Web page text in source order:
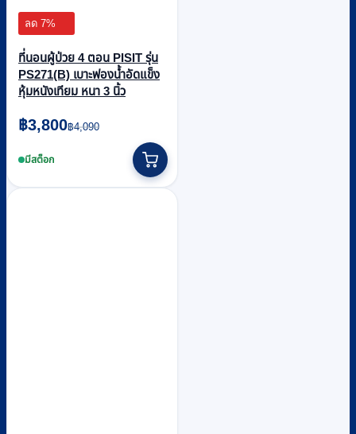
ลด 7%
ที่นอนผู้ป่วย 4 ตอน PISIT รุ่น
PS271(B) เบาะฟองน้ำอัดแข็ง
หุ้มหนังเทียม หนา 3 นิ้ว
฿4,090
Original
price
was:
฿3,800
Current
price
is:มีสต็อก